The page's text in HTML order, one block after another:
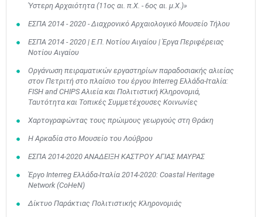
Ύστερη Αρχαιότητα (11ος αι. π.Χ. - 6ος αι. μ.Χ.)»
ΕΣΠΑ 2014 - 2020 - Διαχρονικό Αρχαιολογικό Μουσείο Τήλου
ΕΣΠΑ 2014 - 2020 | Ε.Π. Νοτίου Αιγαίου | Έργα Περιφέρειας
Νοτίου Αιγαίου
Οργάνωση πειραματικών εργαστηρίων παραδοσιακής αλιείας
στον Πετριτή στο πλαίσιο του έργου Interreg Ελλάδα-Ιταλία:
FISH and CHIPS Αλιεία και Πολιτιστική Κληρονομιά,
Ταυτότητα και Τοπικές Συμμετέχουσες Κοινωνίες
Χαρτογραφώντας τους πρώιμους γεωργούς στη Θράκη
Η Αρκαδία στο Μουσείο του Λούβρου
ΕΣΠΑ 2014-2020 ΑΝΑΔΕΙΞΗ ΚΑΣΤΡΟΥ ΑΓΙΑΣ ΜΑΥΡΑΣ
Έργο Interreg Ελλάδα-Ιταλία 2014-2020: Coastal Heritage
Network (CoHeN)
Δίκτυο Παράκτιας Πολιτιστικής Κληρονομιάς